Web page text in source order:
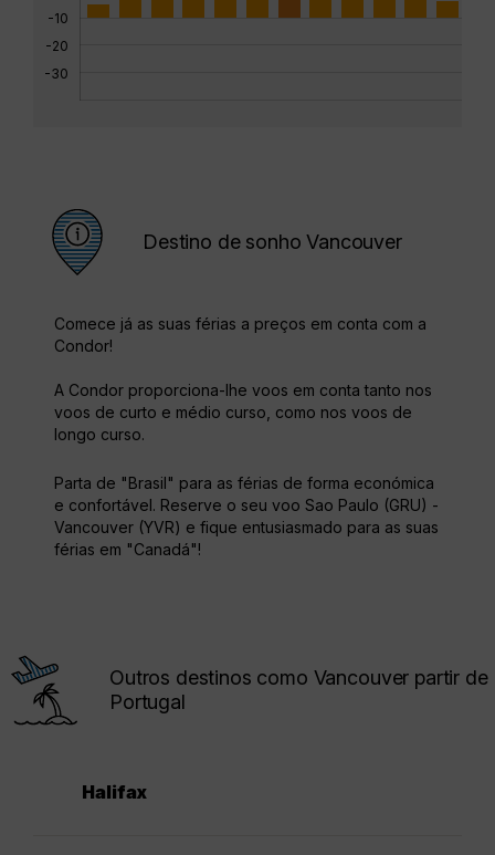
-10
-20
-30
Destino de sonho Vancouver
Comece já as suas férias a preços em conta com a
Condor!
A Condor proporciona-lhe voos em conta tanto nos
voos de curto e médio curso, como nos voos de
longo curso.
Parta de "Brasil" para as férias de forma económica
e confortável. Reserve o seu voo Sao Paulo (GRU) -
Vancouver (YVR) e fique entusiasmado para as suas
férias em "Canadá"!
Outros destinos como Vancouver partir de
Portugal
Halifax